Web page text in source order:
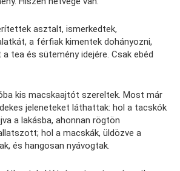
asztalt, ismerkedtek,
a férfiak kimentek dohányozni,
tea és sütemény idejére. Csak ebéd
kis macskaajtót szereltek. Most már
jeleneteket láthattak: hol a tacskók
a lakásba, ahonnan rögtön
hol a macskák, üldözve a
és hangosan nyávogtak.